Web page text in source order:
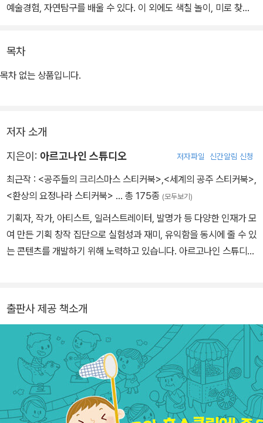
예술경험, 자연탐구를 배울 수 있다. 이 외에도 색칠 놀이, 미로 찾기
목차
목차 없는 상품입니다.
저자 소개
지은이: 아르고나인 스튜디오 저자파일 신간알림 신청
최근작 : <공주들의 크리스마스 스티커북>,<세계의 공주 스티커북>,
<환상의 요정나라 스티커북> … 총 175종 (모두보기)
기획자, 작가, 아티스트, 일러스트레이터, 발명가 등 다양한 인재가 모
여 만든 기획 창작 집단으로 실험성과 재미, 유익함을 동시에 줄 수 있
는 콘텐츠를 개발하기 위해 노력하고 있습니다. 아르고나인 스튜디오
출판사 제공 책소개